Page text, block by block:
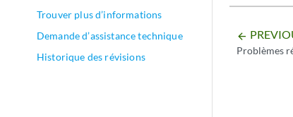
Trouver plus d’informations
Demande d’assistance technique
Historique des révisions
arrow_backward
Problèmes